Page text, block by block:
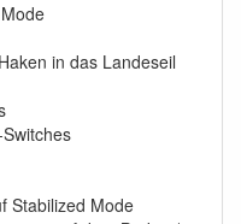
in das Landeseil
Stabilized Mode